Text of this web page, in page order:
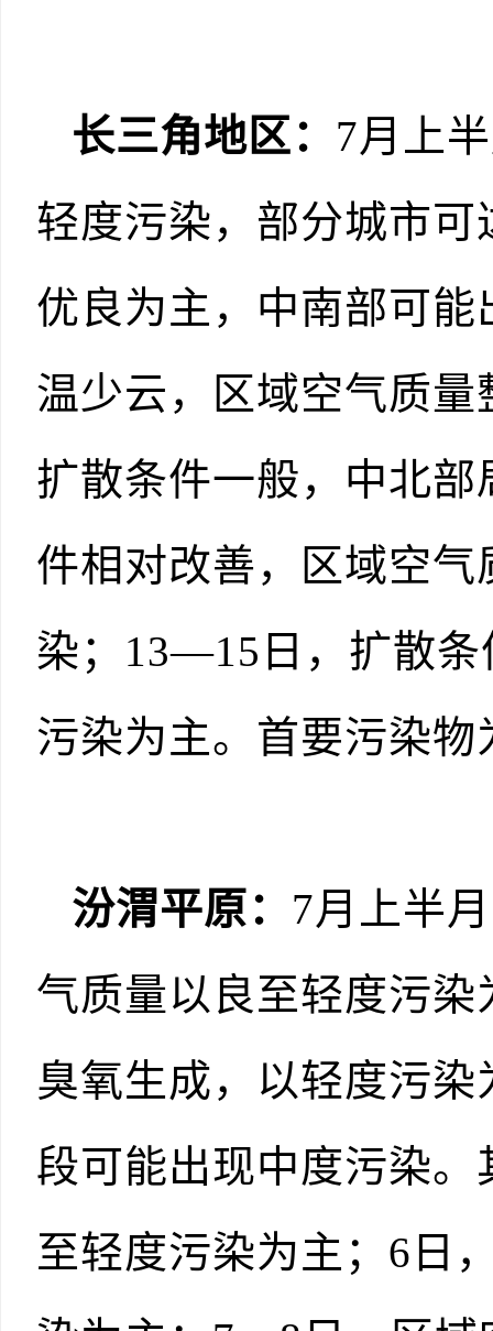
长三角地区： 7月上
轻度污染，部分城市
优良为主，中南部可
温少云，区域空气质
扩散条件一般，中北
件相对改善，区域空
染；13—15日，扩散条
污染为主。首要污染物
汾渭平原： 7月上半
气质量以良至轻度污
臭氧生成，以轻度污
段可能出现中度污染
至轻度污染为主；6日